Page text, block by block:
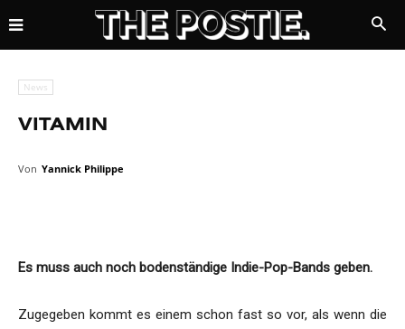
News
VITAMIN
Von Yannick Philippe
Es muss auch noch bodenständige Indie-Pop-Bands geben.
Zugegeben kommt es einem schon fast so vor, als wenn die